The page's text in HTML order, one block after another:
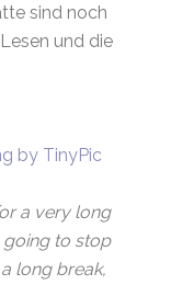
sind noch
und die
a very long
to stop
long break,